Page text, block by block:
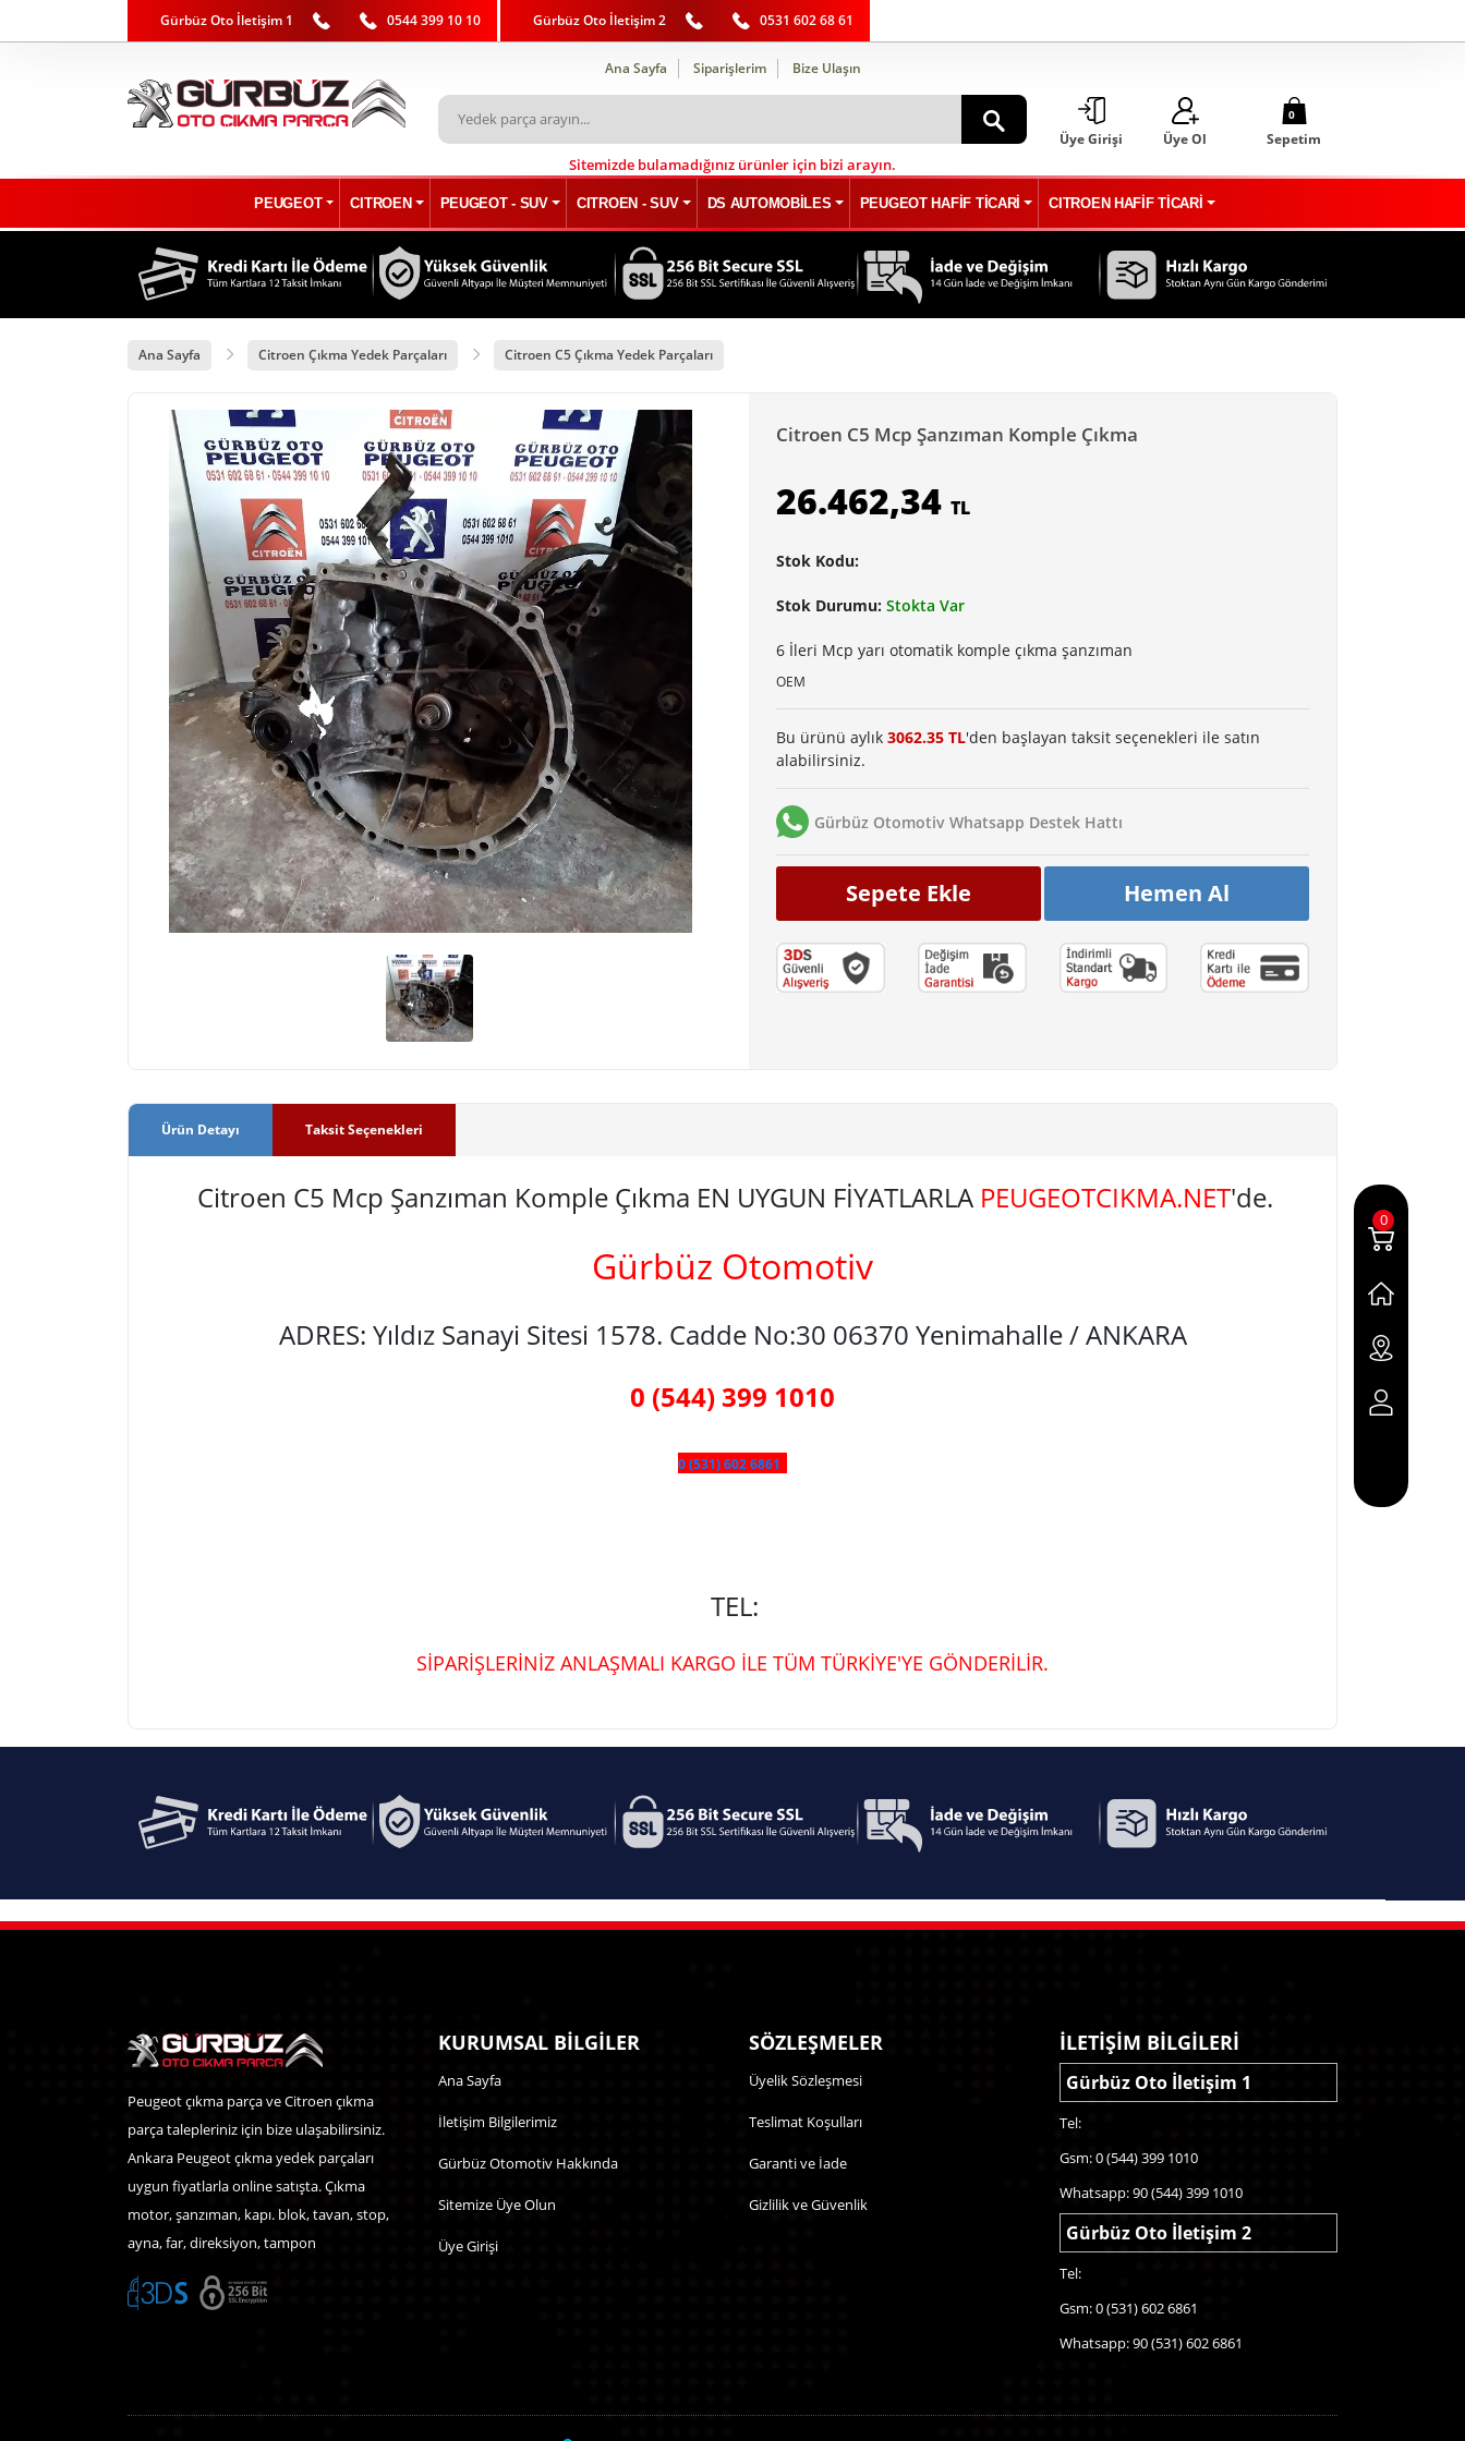
Gürbüz Oto İletişim 1 0544 399 10 10 Gürbüz Oto İletişim 2 0531 602 68 61
Ana Sayfa Siparişlerim Bize Ulaşın
Sitemizde bulamadığınız ürünler için bizi arayın.
Üye Girişi Üye Ol
0
Sepetim
PEUGEOT CITROEN PEUGEOT - SUV CITROEN - SUV DS AUTOMOBİLES PEUGEOT HAFİF TİCARİ CITROEN HAFİF TİCARİ
Ana Sayfa Citroen Çıkma Yedek Parçaları Citroen C5 Çıkma Yedek Parçaları
Citroen C5 Mcp Şanzıman Komple Çıkma
26.462,34 TL
Stok Kodu:
Stok Durumu: Stokta Var
6 İleri Mcp yarı otomatik komple çıkma şanzıman
OEM
Bu ürünü aylık 3062.35 TL'den başlayan taksit seçenekleri ile satın
alabilirsiniz.
Gürbüz Otomotiv Whatsapp Destek Hattı
Sepete Ekle Hemen Al
Ürün Detayı Taksit Seçenekleri
Citroen C5 Mcp Şanzıman Komple Çıkma EN UYGUN FİYATLARLA PEUGEOTCIKMA.NET'de.
Gürbüz Otomotiv
ADRES: Yıldız Sanayi Sitesi 1578. Cadde No:30 06370 Yenimahalle / ANKARA
0 (544) 399 1010
0 (531) 602 6861
TEL:
SİPARİŞLERİNİZ ANLAŞMALI KARGO İLE TÜM TÜRKİYE'YE GÖNDERİLİR.
0
Peugeot çıkma parça ve Citroen çıkma
parça talepleriniz için bize ulaşabilirsiniz.
Ankara Peugeot çıkma yedek parçaları
uygun fiyatlarla online satışta. Çıkma
motor, şanzıman, kapı. blok, tavan, stop,
ayna, far, direksiyon, tampon
KURUMSAL BİLGİLER
Ana Sayfa
İletişim Bilgilerimiz
Gürbüz Otomotiv Hakkında
Sitemize Üye Olun
Üye Girişi
SÖZLEŞMELER
Üyelik Sözleşmesi
Teslimat Koşulları
Garanti ve İade
Gizlilik ve Güvenlik
İLETİŞİM BİLGİLERİ
Gürbüz Oto İletişim 1
Tel:
Gsm: 0 (544) 399 1010
Whatsapp: 90 (544) 399 1010
Gürbüz Oto İletişim 2
Tel:
Gsm: 0 (531) 602 6861
Whatsapp: 90 (531) 602 6861